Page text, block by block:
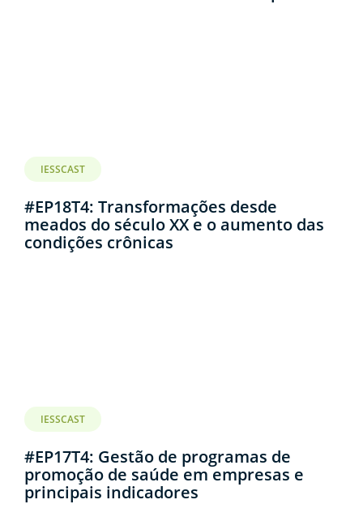
IESSCAST
#EP18T4: Transformações desde
meados do século XX e o aumento das
condições crônicas
IESSCAST
#EP17T4: Gestão de programas de
promoção de saúde em empresas e
principais indicadores